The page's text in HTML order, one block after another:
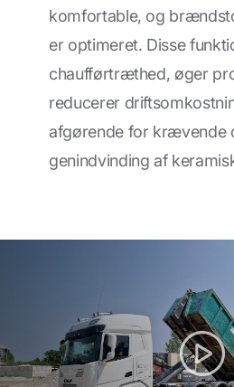
komfortable, og
er optimeret. Disse
chaufførtræthed, øger
reducerer
afgørende for krævende
genindvinding af